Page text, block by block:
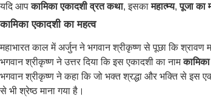
यदि आपकामिका एकादशी व्रत कथा, इसकामहात्म्य,पूजा का
कामिका एकादशी का महत्व
महाभारत काल में अर्जुन ने भगवान श्रीकृष्ण से पूछा कि श्रावण
भगवान श्रीकृष्ण ने उत्तर दिया कि इस एकादशी का नाम
भगवान श्रीकृष्ण ने कहा कि जो भक्त श्रद्धा और भक्ति से इस
से भी श्रेष्ठ माना गया है।